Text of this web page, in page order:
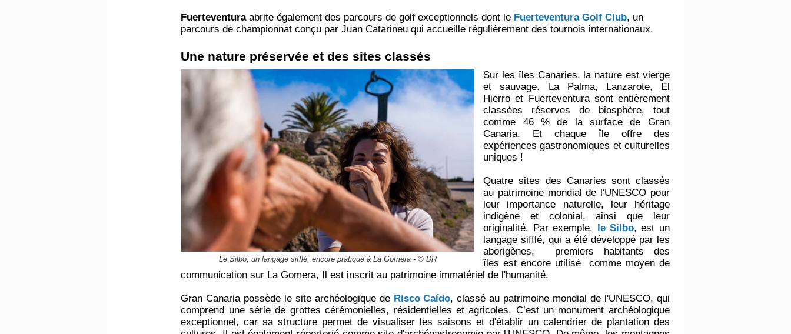
Fuerteventuraabrite également des parcours de golf exceptionnels dont le Fuerteventura Golf Club, un
parcours de championnat conçu par Juan Catarineu qui accueille régulièrement des tournois internationaux.
Une nature préservée et des sites classés
Le Silbo, un langage sifflé, encore pratiqué à La Gomera - © DR
Sur les îles Canaries, la nature est vierge
et sauvage. La Palma, Lanzarote, El
Hierro et Fuerteventura sont entièrement
classées réserves de biosphère, tout
comme 46 % de la surface de Gran
Canaria. Et chaque île offre des
expériences gastronomiques et culturelles
uniques !
Quatre sites des Canaries sont classés
au patrimoine mondial de l'UNESCO pour
leur importance naturelle, leur héritage
indigène et colonial, ainsi que leur
originalité. Par exemple, le Silbo, est un
langage sifflé, qui a été développé par les
aborigènes, premiers habitants des
îles est encore utilisé comme moyen de
communication sur La Gomera, Il est inscrit au patrimoine immatériel de l'humanité.
Gran Canaria possède le site archéologique de Risco Caído, classé au patrimoine mondial de l'UNESCO, qui
comprend une série de grottes cérémonielles, résidentielles et agricoles. C’est un monument archéologique
exceptionnel, car sa structure permet de visualiser les saisons et d'établir un calendrier de plantation des